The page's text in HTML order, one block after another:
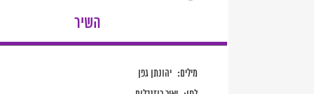
השיר
מילים: יהונתן גפן